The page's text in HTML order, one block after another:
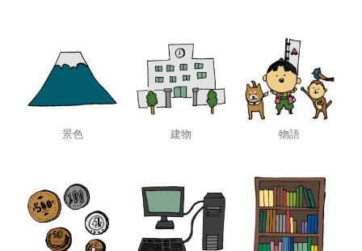
景色 建物 物語